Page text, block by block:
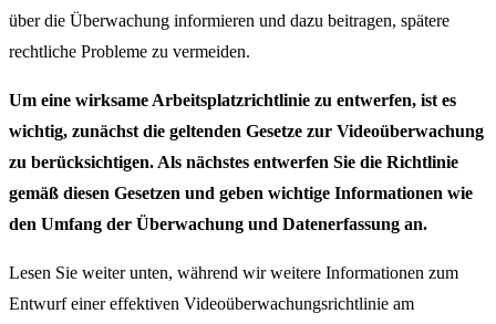
über die Überwachung informieren und dazu beitragen, spätere
rechtliche Probleme zu vermeiden.
Um eine wirksame Arbeitsplatzrichtlinie zu entwerfen, ist es
wichtig, zunächst die geltenden Gesetze zur Videoüberwachung
zu berücksichtigen. Als nächstes entwerfen Sie die Richtlinie
gemäß diesen Gesetzen und geben wichtige Informationen wie
den Umfang der Überwachung und Datenerfassung an.
Lesen Sie weiter unten, während wir weitere Informationen zum
Entwurf einer effektiven Videoüberwachungsrichtlinie am